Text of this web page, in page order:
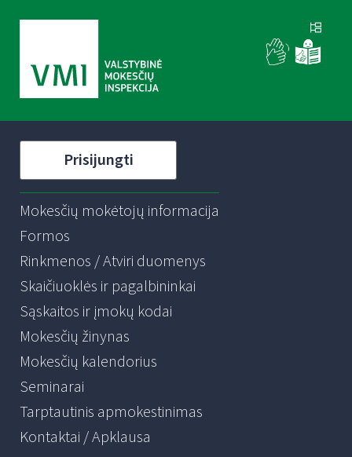
Prisijungti
Mokesčių mokėtojų informacija
Formos
Rinkmenos / Atviri duomenys
Skaičiuoklės ir pagalbininkai
Sąskaitos ir įmokų kodai
Mokesčių žinynas
Mokesčių kalendorius
Seminarai
Tarptautinis apmokestinimas
Kontaktai / Apklausa